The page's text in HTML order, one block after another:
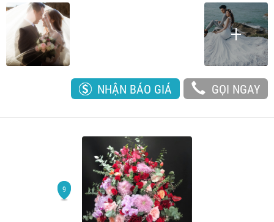
NHẬN BÁO GIÁ GỌI NGAY